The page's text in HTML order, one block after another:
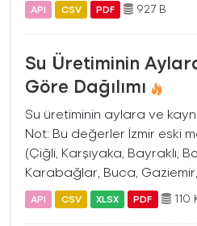
API CSV PDF 927 B
Su Üretiminin
Göre Dağılımı
Su üretiminin aylara ve
Not: Bu değerler İzmir eski
(Çiğli, Karşıyaka, Bayraklı,
Karabağlar, Buca,
API CSV XLSX PDF 110